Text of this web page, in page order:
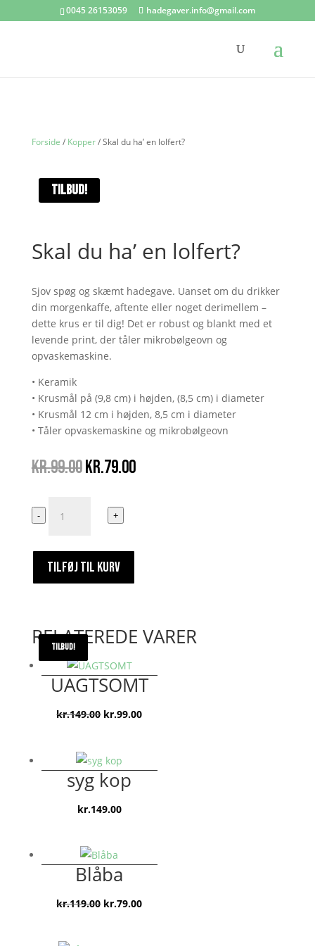
0045 26153059 hadegaver.info@gmail.com
Forside / Kopper/ Skal du ha’ en lolfert?
TILBUD!
Skal du ha’ en lolfert?
Sjov spøg og skæmt hadegave. Uanset om du drikker
din morgenkaffe, aftente eller noget derimellem –
dette krus er til dig! Det er robust og blankt med et
levende print, der tåler mikrobølgeovn og
opvaskemaskine.
• Keramik
• Krusmål på (9,8 cm) i højden, (8,5 cm) i diameter
• Krusmål 12 cm i højden, 8,5 cm i diameter
• Tåler opvaskemaskine og mikrobølgeovn
kr.99.00Den
var:
kr.79.00Den
Skal
du
en
lolfert?
antal
- +
TILFØJ TIL KURV
RELATEREDE VARER
TILBUD!
UAGTSOMT
kr.149.00 Den
var:
kr.149.00.
kr.99.00Den
er:
syg kop
kr.149.00
TILBUD!
Blåba
kr.119.00 Den
kr.79.00Den
TILBUD!